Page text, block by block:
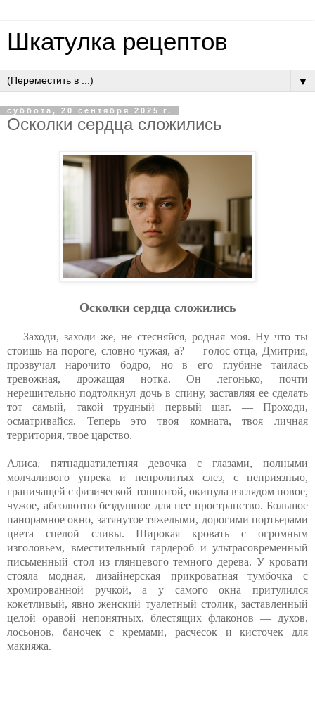
Шкатулка рецептов
▼
суббота, 20 сентября 2025 г.
Ocкoлки cepдцa cлoжилиcь
Ocкoлки cepдцa cлoжилиcь
— Заходи, заходи же, не стесняйся, родная моя. Ну что ты
стоишь на пороге, словно чужая, а? — голос отца, Дмитрия,
прозвучал нарочито бодро, но в его глубине таилась
тревожная, дрожащая нотка. Он легонько, почти
нерешительно подтолкнул дочь в спину, заставляя ее сделать
тот самый, такой трудный первый шаг. — Проходи,
осматривайся. Теперь это твоя комната, твоя личная
территория, твое царство.
Алиса, пятнадцатилетняя девочка с глазами, полными
молчаливого упрека и непролитых слез, с неприязнью,
граничащей с физической тошнотой, окинула взглядом новое,
чужое, абсолютно бездушное для нее пространство. Большое
панорамное окно, затянутое тяжелыми, дорогими портьерами
цвета спелой сливы. Широкая кровать с огромным
изголовьем, вместительный гардероб и ультрасовременный
письменный стол из глянцевого темного дерева. У кровати
стояла модная, дизайнерская прикроватная тумбочка с
хромированной ручкой, а у самого окна притулился
кокетливый, явно женский туалетный столик, заставленный
целой оравой непонятных, блестящих флаконов — духов,
лосьонов, баночек с кремами, расчесок и кисточек для
макияжа.